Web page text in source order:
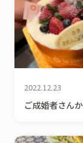
2022.12.23
ご成婚者さん